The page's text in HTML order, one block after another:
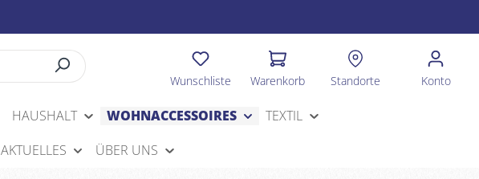
Wunschliste Warenkorb Standorte Konto
HAUSHALT WOHNACCESSOIRES
TEXTIL
AKTUELLES ÜBER UNS